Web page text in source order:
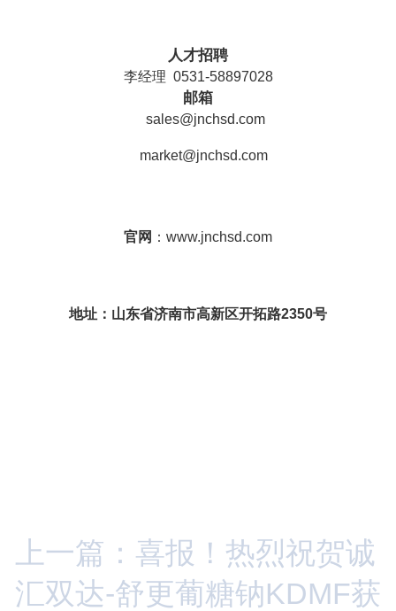
人才招聘
李经理 0531-58897028
邮箱
sales@jnchsd.com
market@jnchsd.com
官网 ：www.jnchsd.com
地址： 山东省济南市高新区开拓路2350号
上一篇：喜报！热烈祝贺诚
汇双达-舒更葡糖钠KDMF获